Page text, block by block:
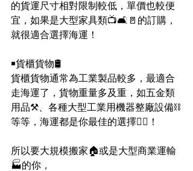
的貨運尺寸相對限制較低，單價也較便
宜，如果是大型家具類📺🛋🚪的訂購，
就很適合選擇海運！
￭貨櫃貨物🛢
貨櫃貨物通常為工業製品較多，最適合
走海運了，貨物重量多及重，如五金類
用品⚒、各種大型工業用機器整廠設備⛓
等等，海運都是你最佳的選擇🙆‍♀！
所以要大規模搬家🏠或是大型商業運輸
🏭的你，